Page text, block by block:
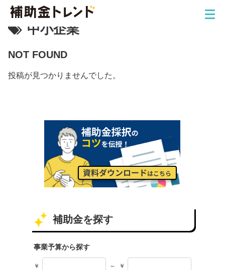
中小企業
NOT FOUND
投稿が見つかりませんでした。
補助金を探す
事業予算から探す
￥ ～ ￥